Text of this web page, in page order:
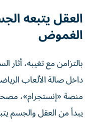
العقل يتبعه
الغموض
بالتزامن مع تغيبه،
داخل صالة الألعاب
منصة «إنستجرام»،
يبدأ من العقل والجسم